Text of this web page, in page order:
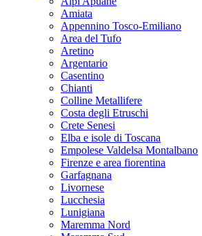
Amiata
Appennino Tosco-Emiliano
Area del Tufo
Aretino
Argentario
Casentino
Chianti
Colline Metallifere
Costa degli Etruschi
Crete Senesi
Elba e isole di Toscana
Empolese Valdelsa Montalbano
Firenze e area fiorentina
Garfagnana
Livornese
Lucchesia
Lunigiana
Maremma Nord